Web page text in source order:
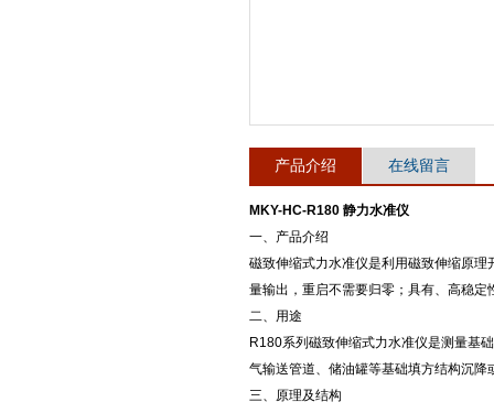
产品介绍 在线留言
MKY-HC-R180 静力水准仪
一、产品介绍
磁致伸缩式力水准仪是利用磁致伸缩原
量输出，重启不需要归零；具有、高稳
二、用途
R180系列磁致伸缩式力水准仪是测量基
气输送管道、储油罐等基础填方结构沉降
三、原理及结构